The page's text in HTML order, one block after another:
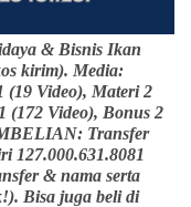
& Bisnis Ikan
kirim). Media:
Video), Materi 2
(172 Video), Bonus 2
Transfer
127.000.631.8081
& nama serta
Bisa juga beli di